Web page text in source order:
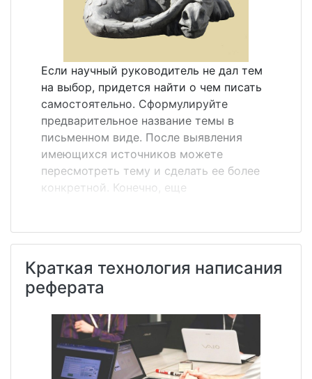
вам предстоит в своей работе.&nbsp; Не
стоит ожидать, что вы получите готовый
именно так, как это сделали вы. Если так
произойдет, то это означает, что в...
Если научный руководитель не дал тем
на выбор, придется найти о чем писать
самостоятельно. Сформулируйте
предварительное название темы в
письменном виде. После выявления
имеющихся источников можете
пересмотреть тему и сделать ее более
конкретной. Конечно, еще
информационного поиска. Однако
первый набросок темы исследования
область вашего исследования.
Подумайте о теме и изложите ее в
письменной форме в нескольких словах.
Не стремитесь оттачивать ее
Краткая технология написания
реферата